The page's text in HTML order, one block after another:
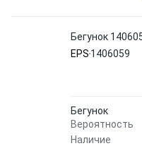
Бегунок
EPS 1406059
Бегунок
Вероятность
Наличие